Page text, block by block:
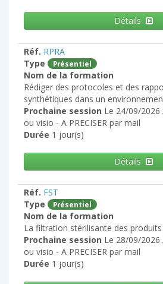
Détails
Réf. RPRA
Type
Présentiel
Nom de la formation
Rédiger des protocoles et des
synthétiques dans un
Prochaine session Le 24/09/2026
ou visio - A PRECISER par mail
Durée 1 jour(s)
Détails
Réf. FST
Type
Présentiel
Nom de la formation
La filtration stérilisante des
Prochaine session Le 28/09/2026
ou visio - A PRECISER par mail
Durée 1 jour(s)